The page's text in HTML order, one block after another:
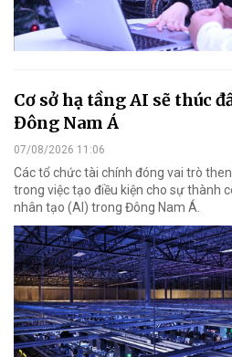
Cơ sở hạ tầng AI sẽ thúc
Đông Nam Á
07/08/2026 11:06
Các tổ chức tài chính đóng vai trò
trong việc tạo điều kiện cho sự thành
nhân tạo (AI) trong Đông Nam Á.